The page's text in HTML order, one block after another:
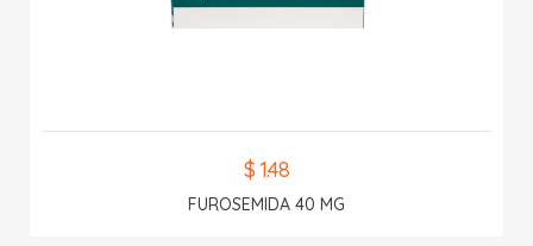
$ 1.48
FUROSEMIDA 40 MG